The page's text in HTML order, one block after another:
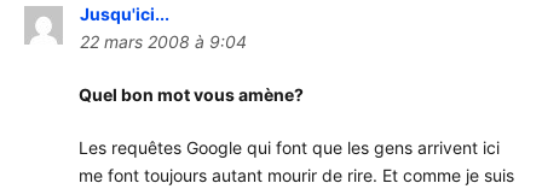
Jusqu'ici...
22 mars 2008 à 9:04
Quel bon mot vous amène?
Les requêtes Google qui font que les gens arrivent ici
me font toujours autant mourir de rire. Et comme je suis